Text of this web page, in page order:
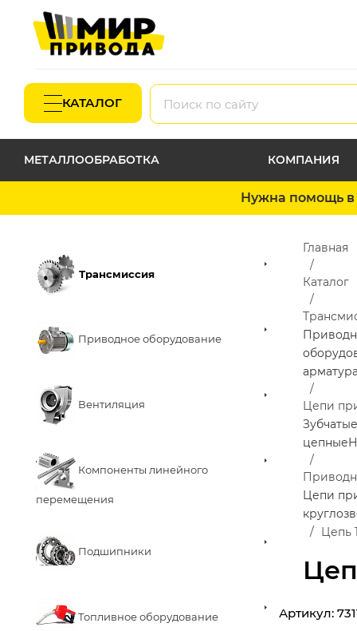
КАТАЛОГ
МЕТАЛЛООБРАБОТКА КОМПАНИЯ
Нужна помощь в
Трансмиссия
Приводное оборудование
Вентиляция
Компоненты линейного
перемещения
Подшипники
Топливное оборудование
Главная
Каталог
Цепи
цепные
Цепи
Цепь
Артикул: